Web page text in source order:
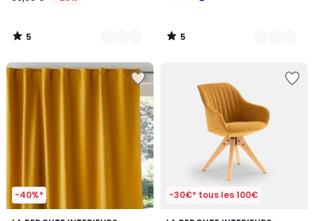
5
/
5
/
-40%* -30€* tous les 100€